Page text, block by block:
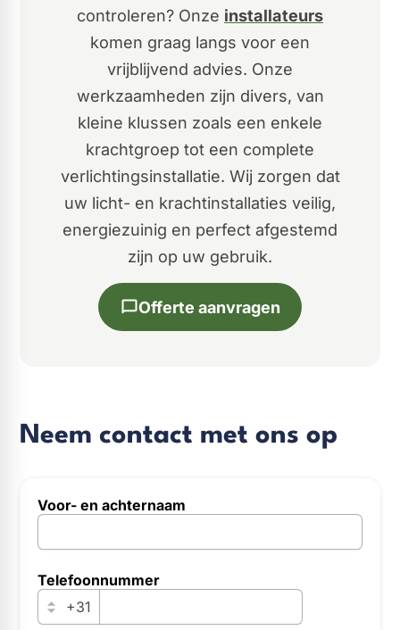
controleren? Onze installateurs
komen graag langs voor een
vrijblijvend advies. Onze
werkzaamheden zijn divers, van
kleine klussen zoals een enkele
krachtgroep tot een complete
verlichtingsinstallatie. Wij zorgen dat
uw licht- en krachtinstallaties veilig,
energiezuinig en perfect afgestemd
zijn op uw gebruik.
Offerte aanvragen
Neem contact met ons op
InternalFormDataPassing
personalSubjectiveTitle
Voor- en achternaam
Telefoonnummer
+31